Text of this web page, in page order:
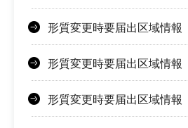
形質変更時要届出区域情報
形質変更時要届出区域情報
形質変更時要届出区域情報